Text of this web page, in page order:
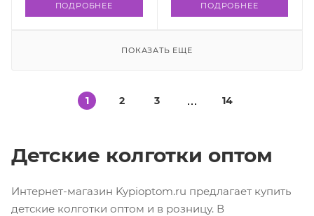
ПОДРОБНЕЕ ПОДРОБНЕЕ
ПОКАЗАТЬ ЕЩЕ
1 2 3 14
Детские колготки оптом
Интернет-магазин Kypioptom.ru предлагает купить
детские колготки оптом и в розницу. В